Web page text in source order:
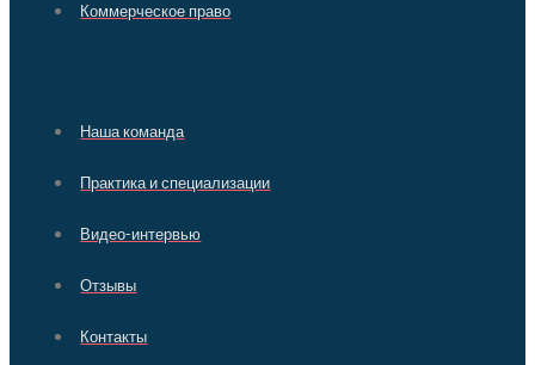
Коммерческое право
Наша команда
Практика и специализации
Видео-интервью
Отзывы
Контакты